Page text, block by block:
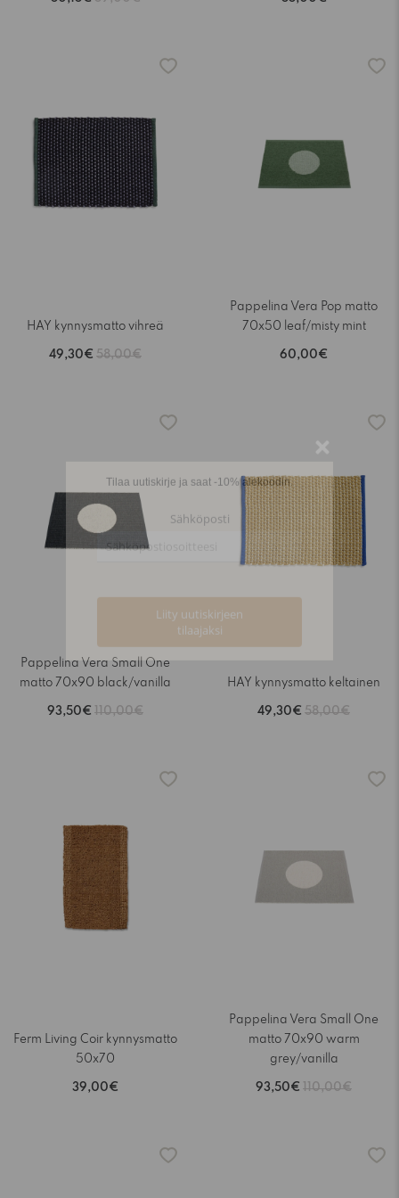
HAY kynnysmatto vihreä
49,30€ 58,00€
Pappelina Vera Pop matto
70x50 leaf/misty mint
60,00€
Pappelina Vera Small One
matto 70x90 black/vanilla
93,50€ 110,00€
HAY kynnysmatto keltainen
49,30€ 58,00€
Ferm Living Coir kynnysmatto
50x70
39,00€
Pappelina Vera Small One
matto 70x90 warm
grey/vanilla
93,50€ 110,00€